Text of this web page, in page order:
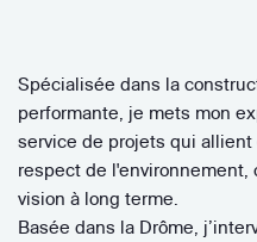
Spécialisée dans la
performante, je mets mon
service de projets qui
respect de l'environnement,
vision à long terme.
​​Basée dans la Drôme,